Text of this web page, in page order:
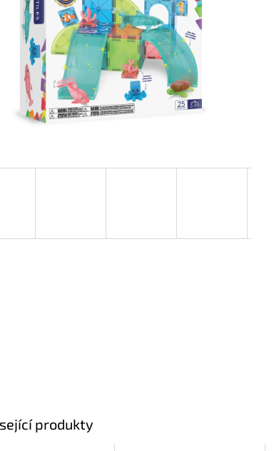
hvězdiček.
produkty